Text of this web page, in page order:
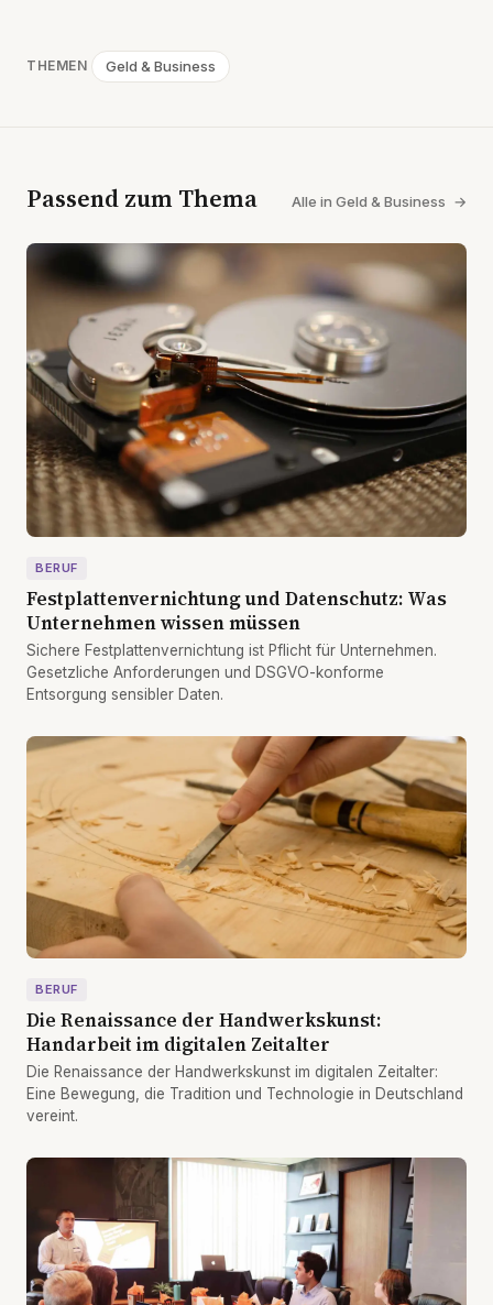
THEMEN Geld & Business
Passend zum Thema Alle in Geld & Business →
BERUF
Festplattenvernichtung und Datenschutz: Was
Unternehmen wissen müssen
Sichere Festplattenvernichtung ist Pflicht für Unternehmen.
Gesetzliche Anforderungen und DSGVO-konforme
Entsorgung sensibler Daten.
BERUF
Die Renaissance der Handwerkskunst:
Handarbeit im digitalen Zeitalter
Die Renaissance der Handwerkskunst im digitalen Zeitalter:
Eine Bewegung, die Tradition und Technologie in Deutschland
vereint.